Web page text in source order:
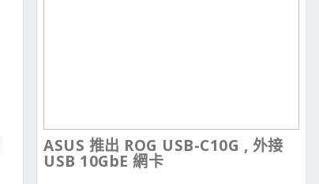
ASUS 推出 ROG USB-C10G , 外接
USB 10GbE 網卡